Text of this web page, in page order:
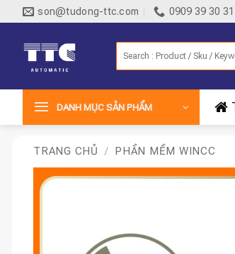
qua
son@tudong-ttc.com 0909 39 30 31
DANH MỤC SẢN PHẨM
TRANG CHỦ / PHẦN MỀM WINCC